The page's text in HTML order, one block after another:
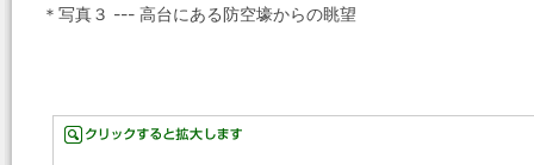
＊写真３ --- 高台にある防空壕からの眺望